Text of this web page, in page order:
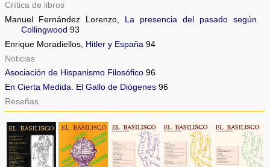
Crítica de libros
Manuel Fernández Lorenzo,
La presencia del pasado según
Collingwood 93
Enrique Moradiellos,
Hitler y España 94
Noticias
Asociación de Hispanismo Filosófico 96
En Cierta Medida. El Gallo de Diógenes 96
Reseñas